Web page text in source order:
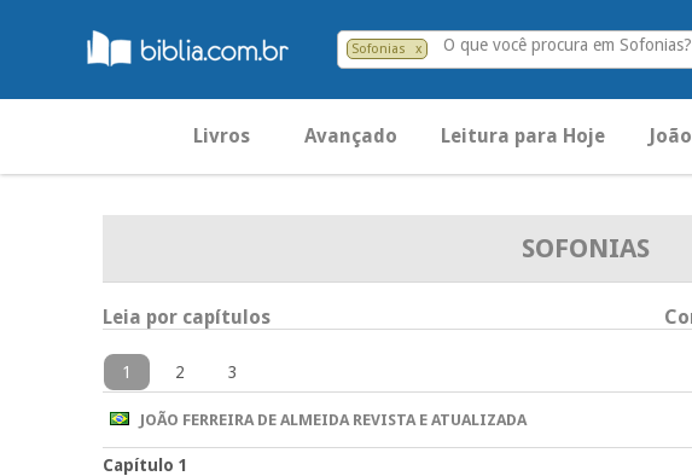
Sofonias x O que você procura em Sofonias?
Livros Avançado Leitura para Hoje
SOFONIAS
Leia por capítulos
1 2 3
JOÃO FERREIRA DE ALMEIDA REVISTA E ATUALIZADA
Capítulo 1